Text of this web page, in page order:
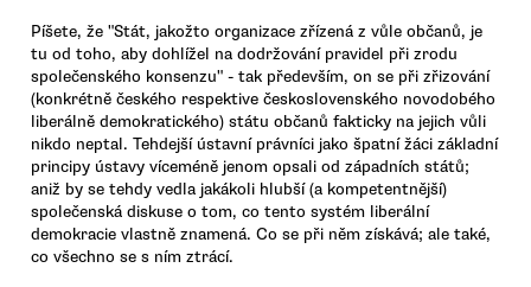
Píšete, že "Stát, jakožto organizace zřízená z vůle občanů, je
tu od toho, aby dohlížel na dodržování pravidel při zrodu
společenského konsenzu" - tak především, on se při zřizování
(konkrétně českého respektive československého novodobého
liberálně demokratického) státu občanů fakticky na jejich vůli
nikdo neptal. Tehdejší ústavní právníci jako špatní žáci základní
principy ústavy víceméně jenom opsali od západních států;
aniž by se tehdy vedla jakákoli hlubší (a kompetentnější)
společenská diskuse o tom, co tento systém liberální
demokracie vlastně znamená. Co se při něm získává; ale také,
co všechno se s ním ztrácí.